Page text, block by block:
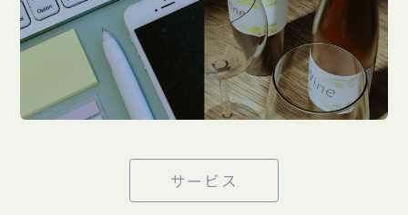
サービス